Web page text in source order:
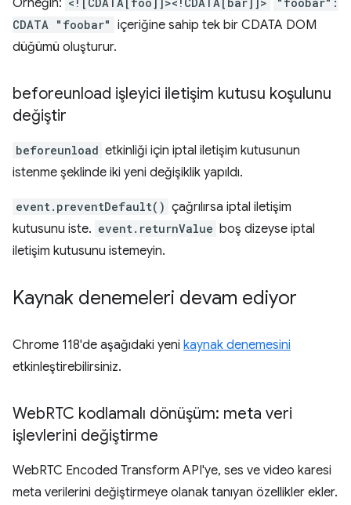
Örneğin:
CDATA "foobar" içeriğine sahip tek bir CDATA DOM
düğümü oluşturur.
beforeunload işleyici iletişim kutusu koşulunu
değiştir
beforeunload etkinliği için iptal iletişim kutusunun
istenme şeklinde iki yeni değişiklik yapıldı.
event.preventDefault() çağrılırsa iptal iletişim
kutusunu iste. event.returnValue boş dizeyse iptal
iletişim kutusunu istemeyin.
Kaynak denemeleri devam ediyor
Chrome 118'de aşağıdaki yeni kaynak denemesini
etkinleştirebilirsiniz.
WebRTC kodlamalı dönüşüm: meta veri
işlevlerini değiştirme
WebRTC Encoded Transform API'ye, ses ve video karesi
meta verilerini değiştirmeye olanak tanıyan özellikler ekler.